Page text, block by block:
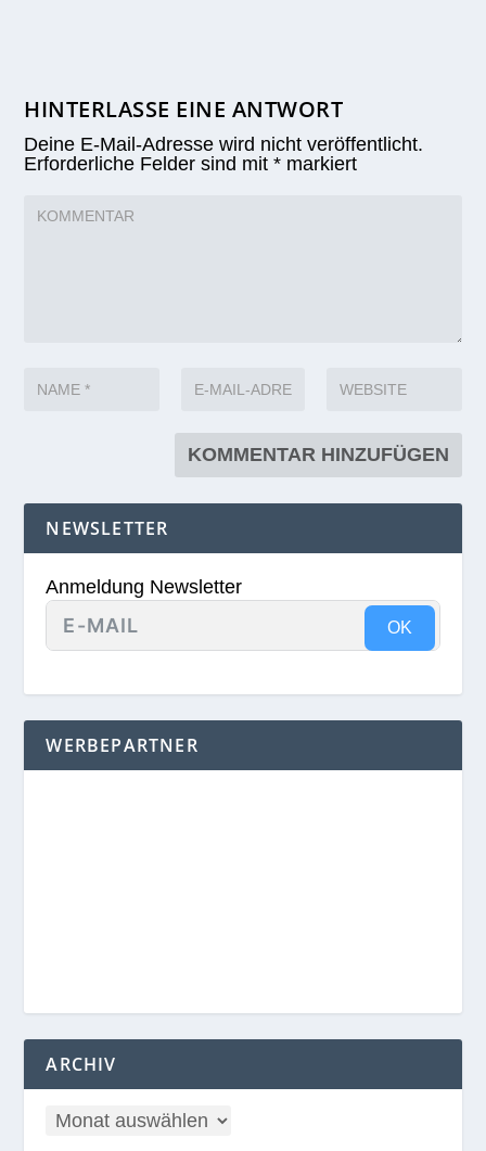
HINTERLASSE EINE ANTWORT
Deine E-Mail-Adresse wird nicht veröffentlicht.
Erforderliche Felder sind mit* markiert
NEWSLETTER
Anmeldung Newsletter
OK
WERBEPARTNER
ARCHIV